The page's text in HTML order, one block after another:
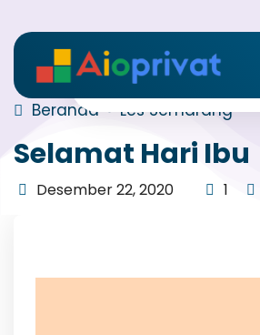
Beranda Les Semarang
Selamat Hari Ibu
Desember 22, 2020 1